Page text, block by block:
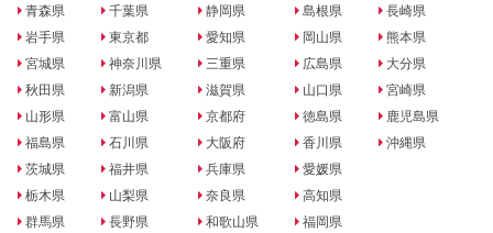
青森県
岩手県
宮城県
秋田県
山形県
福島県
茨城県
栃木県
群馬県
千葉県
東京都
神奈川県
新潟県
富山県
石川県
福井県
山梨県
長野県
静岡県
愛知県
三重県
滋賀県
京都府
大阪府
兵庫県
奈良県
和歌山県
島根県
岡山県
広島県
山口県
徳島県
香川県
愛媛県
高知県
福岡県
長崎県
熊本県
大分県
宮崎県
鹿児島県
沖縄県